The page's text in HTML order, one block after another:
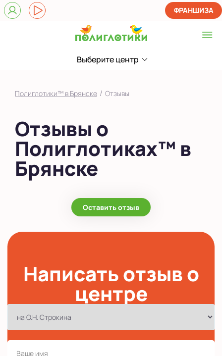
Выберите центр
Выберите центр
Показать на карте
Выбрать другой город
ФРАНШИЗА
Полиглотики™ в Брянске / Отзывы
Отзывы о
Полиглотиках™ в
Брянске
Оставить отзыв
Написать отзыв о
центре